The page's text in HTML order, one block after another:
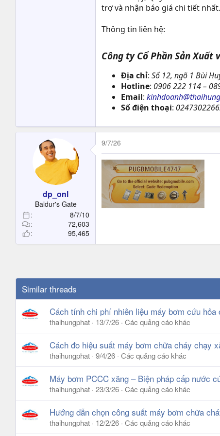
trợ và nhận báo giá chi tiết nhất.
Thông tin liên hệ:
Công ty Cổ Phần Sản
Địa chỉ: Số 12, ngõ 1 Bùi
Hotline: 0906 222 114 –
Email:
Số điện thoại:
dp_onl
Baldur's Gate
8/7/10
72,603
95,465
9/7/26
Similar threads
Cách tính chi phí nhiên liệu máy bơm cứu
thaihungphat 13/7/26 Các quảng cáo khác
Cách đo hiệu suất máy bơm chữa cháy chạy
thaihungphat 9/4/26 Các quảng cáo khác
Máy bơm PCCC xăng – Biện pháp cấp nước
thaihungphat 23/3/26 Các quảng cáo khác
Hướng dẫn chọn công suất máy bơm chữa
thaihungphat 12/2/26 Các quảng cáo khác